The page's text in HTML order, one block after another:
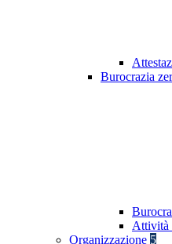
Burocrazia
Attività
Organizzazione 5